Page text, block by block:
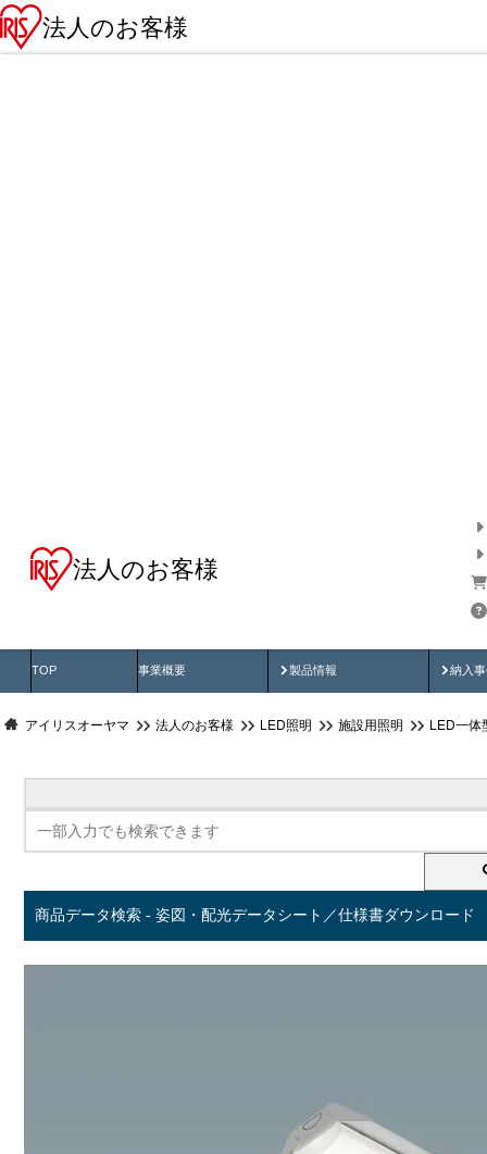
法人のお客様
法人のお客様
TOP 事業概要 製品情報
製品動画 納入
納
アイリスオーヤマ 法人のお客様 LED照明 施設用照明 LED一体
商品データ検索 - 姿図・配光データシート／仕様書ダウンロード